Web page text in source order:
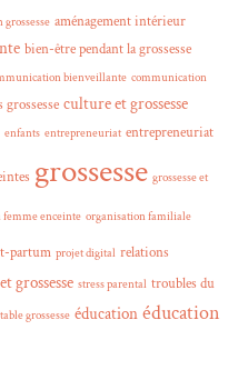
aménagement intérieur
bien-être pendant la grossesse
bienveillante communication
grossesse culture et grossesse
enfants entrepreneuriat entrepreneuriat
grossesse grossesse et
enceinte organisation familiale
partum projet digital relations
grossesse stress parental troubles du
grossesse éducation éducation